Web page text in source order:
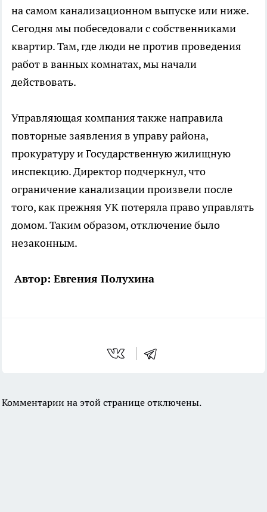
на самом канализационном выпуске или ниже.
Сегодня мы побеседовали с собственниками
квартир. Там, где люди не против проведения
работ в ванных комнатах, мы начали
действовать.
Управляющая компания также направила
повторные заявления в управу района,
прокуратуру и Государственную жилищную
инспекцию. Директор подчеркнул, что
ограничение канализации произвели после
того, как прежняя УК потеряла право управлять
домом. Таким образом, отключение было
незаконным.
Автор: Евгения Полухина
Комментарии на этой странице отключены.